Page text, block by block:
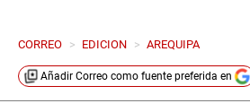
CORREO > EDICION > AREQUIPA
Añadir Correo como fuente preferida en